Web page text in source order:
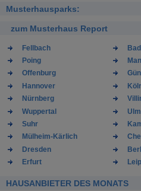
Musterhausparks:
zum Musterhaus Report
Fellbach
Poing
Offenburg
Hannover
Nürnberg
Wuppertal
Ulm
Suhr
Mülheim-Kärlich
Dresden
Erfurt
HAUSANBIETER DES MONATS